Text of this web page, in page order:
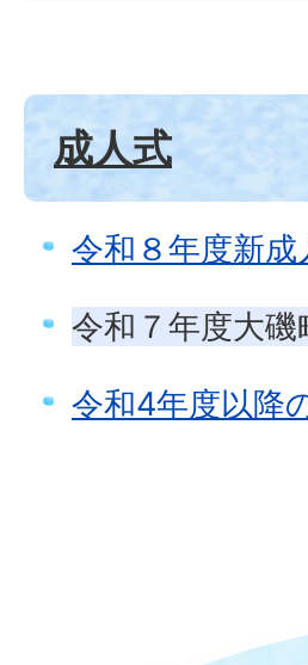
成人式
令和８年度新
令和７年度大
令和4年度以降